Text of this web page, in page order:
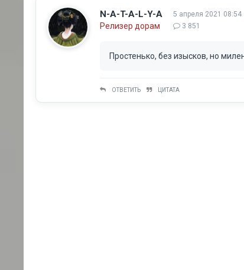
N-A-T-A-L-Y-A
Релизер дорам
5 апреля 2021 08:54
3 851
Простенько, без изысков, но
ОТВЕТИТЬ ЦИТАТА